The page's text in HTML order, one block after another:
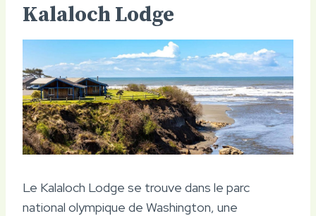
Kalaloch Lodge
Le Kalaloch Lodge se trouve dans le parc
national olympique de Washington, une